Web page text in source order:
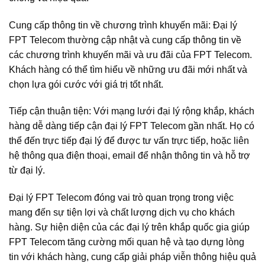
Cung cấp thông tin về chương trình khuyến mãi: Đại lý
FPT Telecom thường cập nhật và cung cấp thông tin về
các chương trình khuyến mãi và ưu đãi của FPT Telecom.
Khách hàng có thể tìm hiểu về những ưu đãi mới nhất và
chọn lựa gói cước với giá trị tốt nhất.
Tiếp cận thuận tiện: Với mạng lưới đại lý rộng khắp, khách
hàng dễ dàng tiếp cận đại lý FPT Telecom gần nhất. Họ có
thể đến trực tiếp đại lý để được tư vấn trực tiếp, hoặc liên
hệ thông qua điện thoại, email để nhận thông tin và hỗ trợ
từ đại lý.
Đại lý FPT Telecom đóng vai trò quan trọng trong việc
mang đến sự tiện lợi và chất lượng dịch vụ cho khách
hàng. Sự hiện diện của các đại lý trên khắp quốc gia giúp
FPT Telecom tăng cường mối quan hệ và tạo dựng lòng
tin với khách hàng, cung cấp giải pháp viễn thông hiệu quả